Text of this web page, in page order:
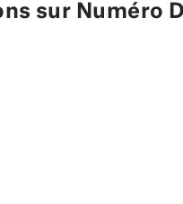
sur Numéro